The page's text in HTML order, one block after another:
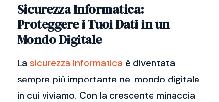
Sicurezza Informatica:
Proteggere i Tuoi Dati in un
Mondo Digitale
La sicurezza informatica è diventata
sempre più importante nel mondo digitale
in cui viviamo. Con la crescente minaccia